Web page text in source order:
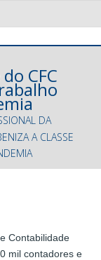
CFC
DA
A CLASSE
Contabilidade
mil contadores e